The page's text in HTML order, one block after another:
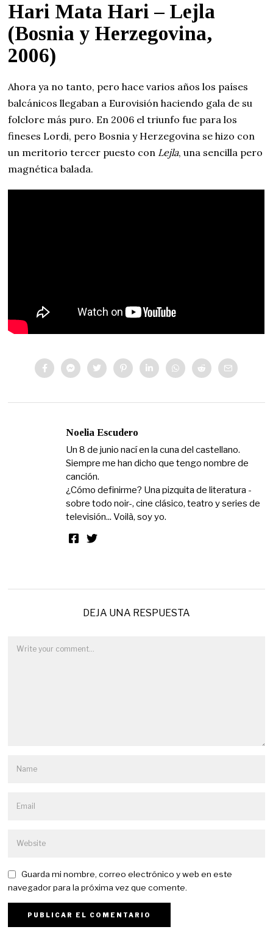
Hari Mata Hari – Lejla
(Bosnia y Herzegovina,
2006)
Ahora ya no tanto, pero hace varios años los países
balcánicos llegaban a Eurovisión haciendo gala de su
folclore más puro. En 2006 el triunfo fue para los
fineses Lordi, pero Bosnia y Herzegovina se hizo con
un meritorio tercer puesto con Lejla, una sencilla pero
magnética balada.
Noelia Escudero
Un 8 de junio nací en la cuna del castellano.
Siempre me han dicho que tengo nombre de
canción.
¿Cómo definirme? Una pizquita de literatura -
sobre todo noir-, cine clásico, teatro y series de
televisión... Voilà, soy yo.
DEJA UNA RESPUESTA
Guarda mi nombre, correo electrónico y web en este
navegador para la próxima vez que comente.